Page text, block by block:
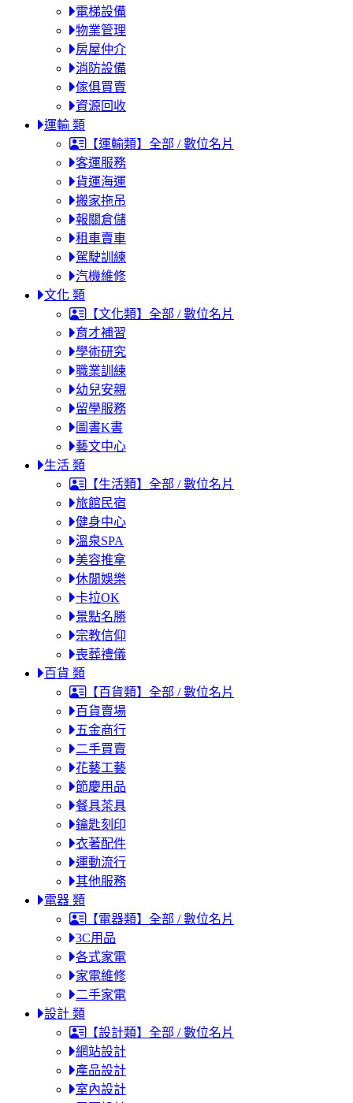
電梯設備
物業管理
房屋仲介
消防設備
傢俱買賣
資源回收
運輸 類
【運輸類】全部 / 數位名片
客運服務
貨運海運
搬家拖吊
報關倉儲
租車賣車
駕駛訓練
汽機維修
文化 類
【文化類】全部 / 數位名片
育才補習
學術研究
職業訓練
幼兒安親
留學服務
圖書K書
藝文中心
生活 類
【生活類】全部 / 數位名片
旅館民宿
健身中心
溫泉SPA
美容推拿
休閒娛樂
卡拉OK
景點名勝
宗教信仰
喪葬禮儀
百貨 類
【百貨類】全部 / 數位名片
百貨賣場
五金商行
二手買賣
花藝工藝
節慶用品
餐具茶具
鑰匙刻印
衣著配件
運動流行
其他服務
電器 類
【電器類】全部 / 數位名片
3C用品
各式家電
家電維修
二手家電
設計 類
【設計類】全部 / 數位名片
網站設計
產品設計
室內設計